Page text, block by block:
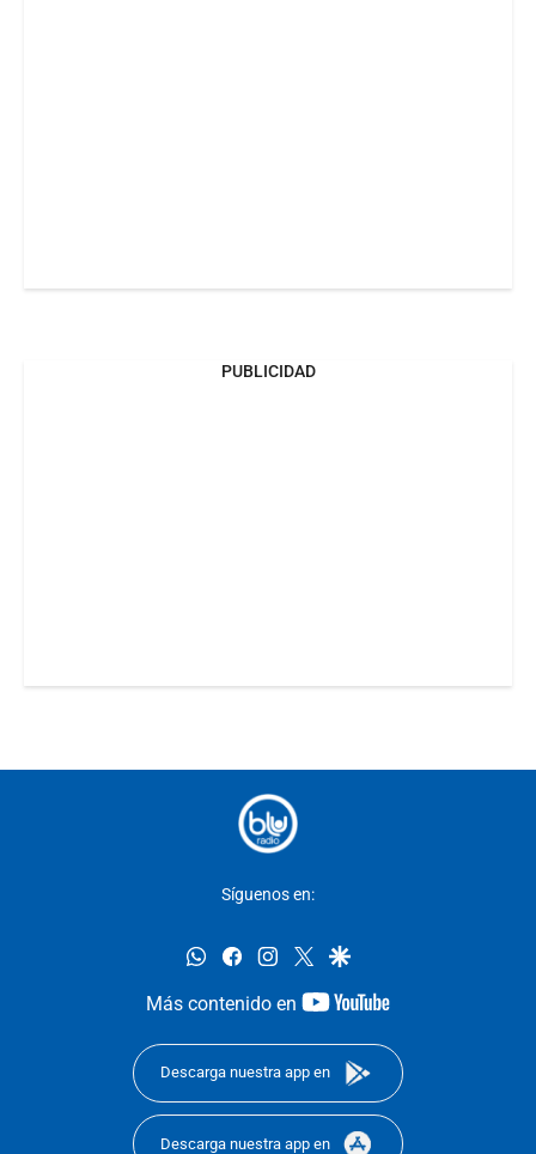
PUBLICIDAD
Síguenos en:
whatsappfacebookinstagram
twittergoogle
Más contenido en
youtube-
Descarga nuestra app en
Descarga nuestra app en